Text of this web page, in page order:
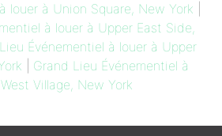
louer à Union Square, New York
à louer à Upper East Side,
Événementiel à louer à Upper
Grand Lieu Événementiel à
Village, New York